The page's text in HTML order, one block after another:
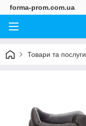
forma-prom.com.ua
Товари та послуги